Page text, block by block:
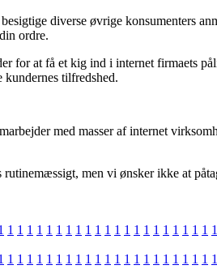
diverse øvrige konsumenters
ordre.
for at få et kig ind i internet firmaets
tilfredshed.
med masser af internet
men vi ønsker ikke at
1 1 1 1 1 1 1 1 1 1 1 1 1 1 1 1 1 1 1 1 1 1
1 1 1 1 1 1 1 1 1 1 1 1 1 1 1 1 1 1 1 1 1 1